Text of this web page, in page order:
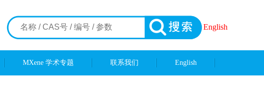
English
MXene 学术专题 联系我们 English